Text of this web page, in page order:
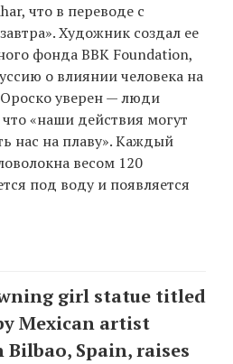
что в переводе с
Художник создал ее
фонда BBK Foundation,
о влиянии человека на
уверен — люди
«наши действия могут
нас на плаву». Каждый
весом 120
под воду и появляется
girl statue titled
Mexican artist
Bilbao, Spain, raises